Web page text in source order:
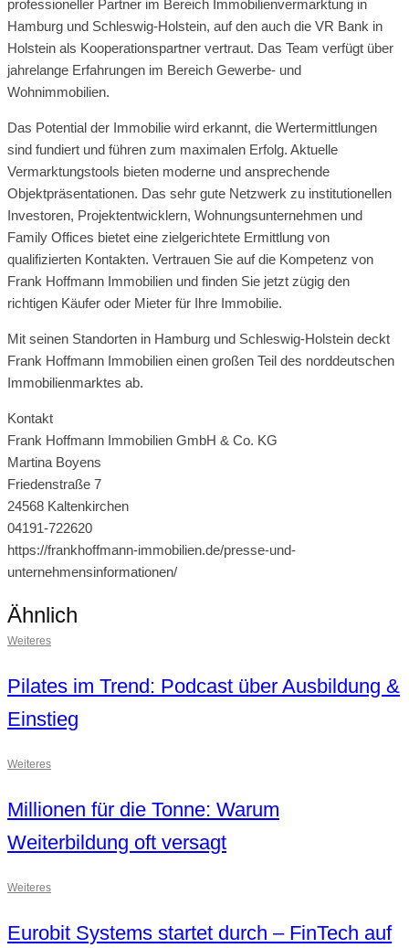
professioneller Partner im Bereich Immobilienvermarktung in
Hamburg und Schleswig-Holstein, auf den auch die VR Bank in
Holstein als Kooperationspartner vertraut. Das Team verfügt über
jahrelange Erfahrungen im Bereich Gewerbe- und
Wohnimmobilien.
Das Potential der Immobilie wird erkannt, die Wertermittlungen
sind fundiert und führen zum maximalen Erfolg. Aktuelle
Vermarktungstools bieten moderne und ansprechende
Objektpräsentationen. Das sehr gute Netzwerk zu institutionellen
Investoren, Projektentwicklern, Wohnungsunternehmen und
Family Offices bietet eine zielgerichtete Ermittlung von
qualifizierten Kontakten. Vertrauen Sie auf die Kompetenz von
Frank Hoffmann Immobilien und finden Sie jetzt zügig den
richtigen Käufer oder Mieter für Ihre Immobilie.
Mit seinen Standorten in Hamburg und Schleswig-Holstein deckt
Frank Hoffmann Immobilien einen großen Teil des norddeutschen
Immobilienmarktes ab.
Kontakt
Frank Hoffmann Immobilien GmbH & Co. KG
Martina Boyens
Friedenstraße 7
24568 Kaltenkirchen
04191-722620
https://frankhoffmann-immobilien.de/presse-und-
unternehmensinformationen/
Ähnlich
Weiteres
Pilates im Trend: Podcast über Ausbildung &
Einstieg
Weiteres
Millionen für die Tonne: Warum
Weiterbildung oft versagt
Weiteres
Eurobit Systems startet durch – FinTech auf